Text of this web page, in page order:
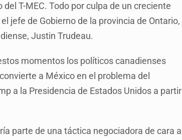
T-MEC. Todo por culpa de un creciente
jefe de Gobierno de la provincia de Ontario,
Justin Trudeau.
momentos los políticos canadienses
a México en el problema del
a la Presidencia de Estados Unidos a partir
parte de una táctica negociadora de cara a